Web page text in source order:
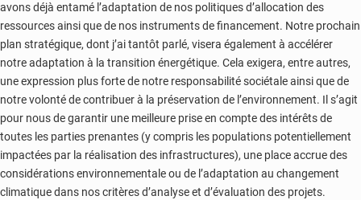
avons déjà entamé l’adaptation de nos politiques d’allocation des
ressources ainsi que de nos instruments de financement. Notre prochain
plan stratégique, dont j’ai tantôt parlé, visera également à accélérer
notre adaptation à la transition énergétique. Cela exigera, entre autres,
une expression plus forte de notre responsabilité sociétale ainsi que de
notre volonté de contribuer à la préservation de l’environnement. Il s’agit
pour nous de garantir une meilleure prise en compte des intérêts de
toutes les parties prenantes (y compris les populations potentiellement
impactées par la réalisation des infrastructures), une place accrue des
considérations environnementale ou de l’adaptation au changement
climatique dans nos critères d’analyse et d’évaluation des projets.